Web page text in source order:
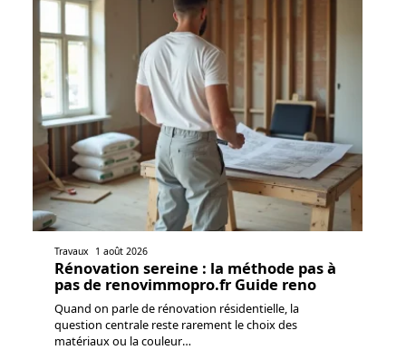
Travaux 1 août 2026
Rénovation sereine : la méthode pas à
pas de renovimmopro.fr Guide reno
Quand on parle de rénovation résidentielle, la
question centrale reste rarement le choix des
matériaux ou la couleur…